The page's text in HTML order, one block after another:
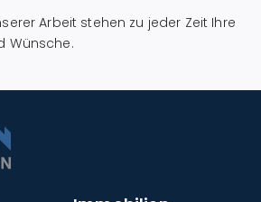
Arbeit stehen zu jeder Zeit Ihre
Wünsche.